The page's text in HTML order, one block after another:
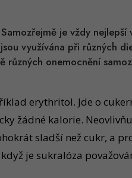
je vždy
využívána při různých
onemocnění
erythritol. Jde o
žádné kalorie.
sladší než cukr, a
je sukralóza